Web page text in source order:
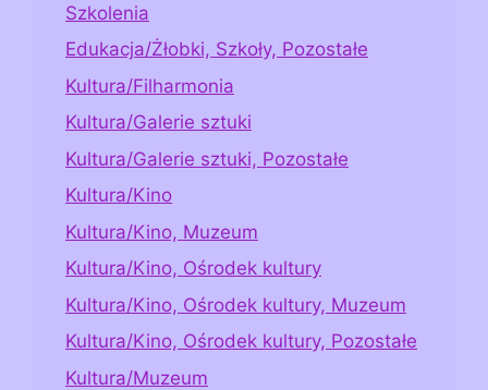
Szkolenia
Edukacja/Żłobki, Szkoły, Pozostałe
Kultura/Filharmonia
Kultura/Galerie sztuki
Kultura/Galerie sztuki, Pozostałe
Kultura/Kino
Kultura/Kino, Muzeum
Kultura/Kino, Ośrodek kultury
Kultura/Kino, Ośrodek kultury, Muzeum
Kultura/Kino, Ośrodek kultury, Pozostałe
Kultura/Muzeum